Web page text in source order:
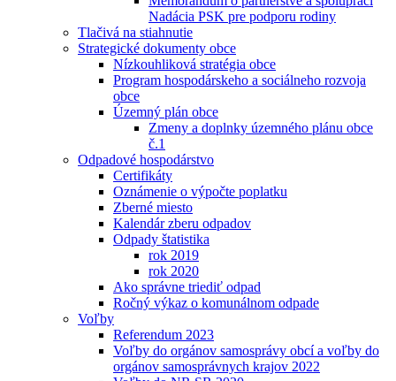
Nadácia PSK pre podporu rodiny
Tlačivá na stiahnutie
Strategické dokumenty obce
Nízkouhliková stratégia obce
Program hospodárskeho a sociálneho rozvoja
obce
Územný plán obce
Zmeny a doplnky územného plánu obce
č.1
Odpadové hospodárstvo
Certifikáty
Oznámenie o výpočte poplatku
Zberné miesto
Kalendár zberu odpadov
Odpady štatistika
rok 2019
rok 2020
Ako správne triediť odpad
Ročný výkaz o komunálnom odpade
Voľby
Referendum 2023
Voľby do orgánov samosprávy obcí a voľby do
orgánov samosprávnych krajov 2022